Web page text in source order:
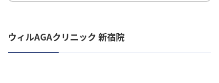
ウィルAGAクリニック 新宿院